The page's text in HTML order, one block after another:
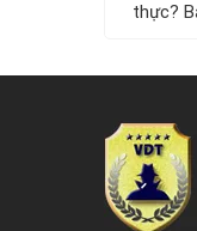
thực?